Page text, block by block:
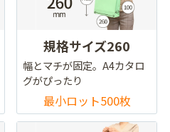
規格サイズ260
幅とマチが固定。A4カタロ
グがぴったり
最小ロット500枚